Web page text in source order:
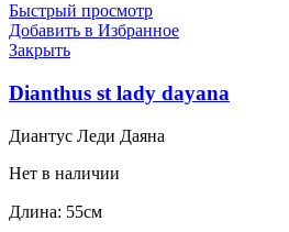
Быстрый просмотр
Добавить в Избранное
Закрыть
Dianthus st lady dayana
Диантус Леди Даяна
Нет в наличии
Длина: 55см